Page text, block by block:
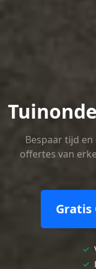
Bespaar tijd
offertes van
Gratis
✓
✓